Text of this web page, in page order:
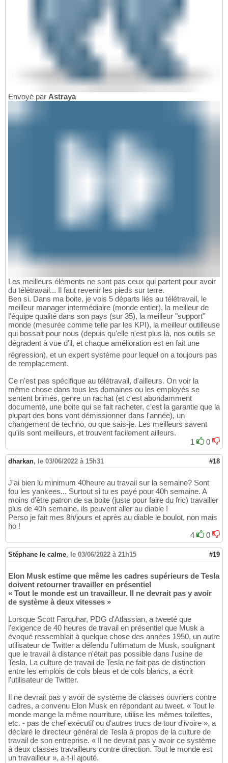
Envoyé par Astraya
Les meilleurs éléments ne sont pas ceux qui partent pour avoir
du télétravail... Il faut revenir les pieds sur terre.
Ben si. Dans ma boite, je vois 5 départs liés au télétravail, le
meilleur manager intermédiaire (monde entier), la meilleur de
l'équipe qualité dans son pays (sur 35), la meilleur "support"
monde (mesurée comme telle par les KPI), la meilleur outilleuse
qui bossait pour nous (depuis qu'elle n'est plus là, nos outils se
dégradent à vue d'il, et chaque amélioration est en fait une
régression), et un expert système pour lequel on a toujours pas
de remplacement.
Ce n'est pas spécifique au télétravail, d'ailleurs. On voir la
même chose dans tous les domaines ou les employés se
sentent brimés, genre un rachat (et c'est abondamment
documenté, une boite qui se fait racheter, c'est la garantie que la
plupart des bons vont démissionner dans l'année), un
changement de techno, ou que sais-je. Les meilleurs savent
qu'ils sont meilleurs, et trouvent facilement ailleurs.
1
0
dharkan, le 03/06/2022 à 15h31 #18
J'ai bien lu minimum 40heure au travail sur la semaine? Sont
fou les yankees... Surtout si tu es payé pour 40h semaine. A
moins d'être patron de sa boite (juste pour faire du fric) travailler
plus de 40h semaine, ils peuvent aller au diable !
Perso je fait mes 8h/jours et après au diable le boulot, non mais
ho !
4
0
Stéphane le calme, le 03/06/2022 à 21h15 #19
Elon Musk estime que même les cadres supérieurs de Tesla
doivent retourner travailler en présentiel
« Tout le monde est un travailleur. Il ne devrait pas y avoir
de système à deux vitesses »
Lorsque Scott Farquhar, PDG d'Atlassian, a tweeté que
l'exigence de 40 heures de travail en présentiel que Musk a
évoqué ressemblait à quelque chose des années 1950, un autre
utilisateur de Twitter a défendu l'ultimatum de Musk, soulignant
que le travail à distance n'était pas possible dans l'usine de
Tesla. La culture de travail de Tesla ne fait pas de distinction
entre les emplois de cols bleus et de cols blancs, a écrit
l'utilisateur de Twitter.
Il ne devrait pas y avoir de système de classes ouvriers contre
cadres, a convenu Elon Musk en répondant au tweet. « Tout le
monde mange la même nourriture, utilise les mêmes toilettes,
etc. - pas de chef exécutif ou d'autres trucs de tour d'ivoire », a
déclaré le directeur général de Tesla à propos de la culture de
travail de son entreprise. « Il ne devrait pas y avoir ce système
à deux classes travailleurs contre direction. Tout le monde est
un travailleur », a-t-il ajouté.